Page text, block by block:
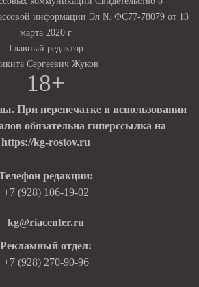
информации Эл № ФС77-78079 от 13
марта 2020 г
Главный редактор
Сергеевич Жуков
18+
При перепечатке и использовании
обязательна гиперссылка на
https://kg-rostov.ru
редакции:
+7 (928) 106-19-02
kg@riacenter.ru
Рекламный отдел:
+7 (928) 270-90-96